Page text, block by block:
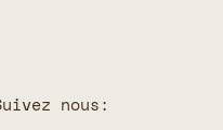
nous: